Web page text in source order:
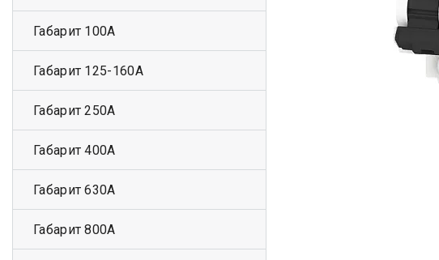
Габарит 100А
Габарит 125-160А
Габарит 250А
Габарит 400А
Габарит 630А
Габарит 800А